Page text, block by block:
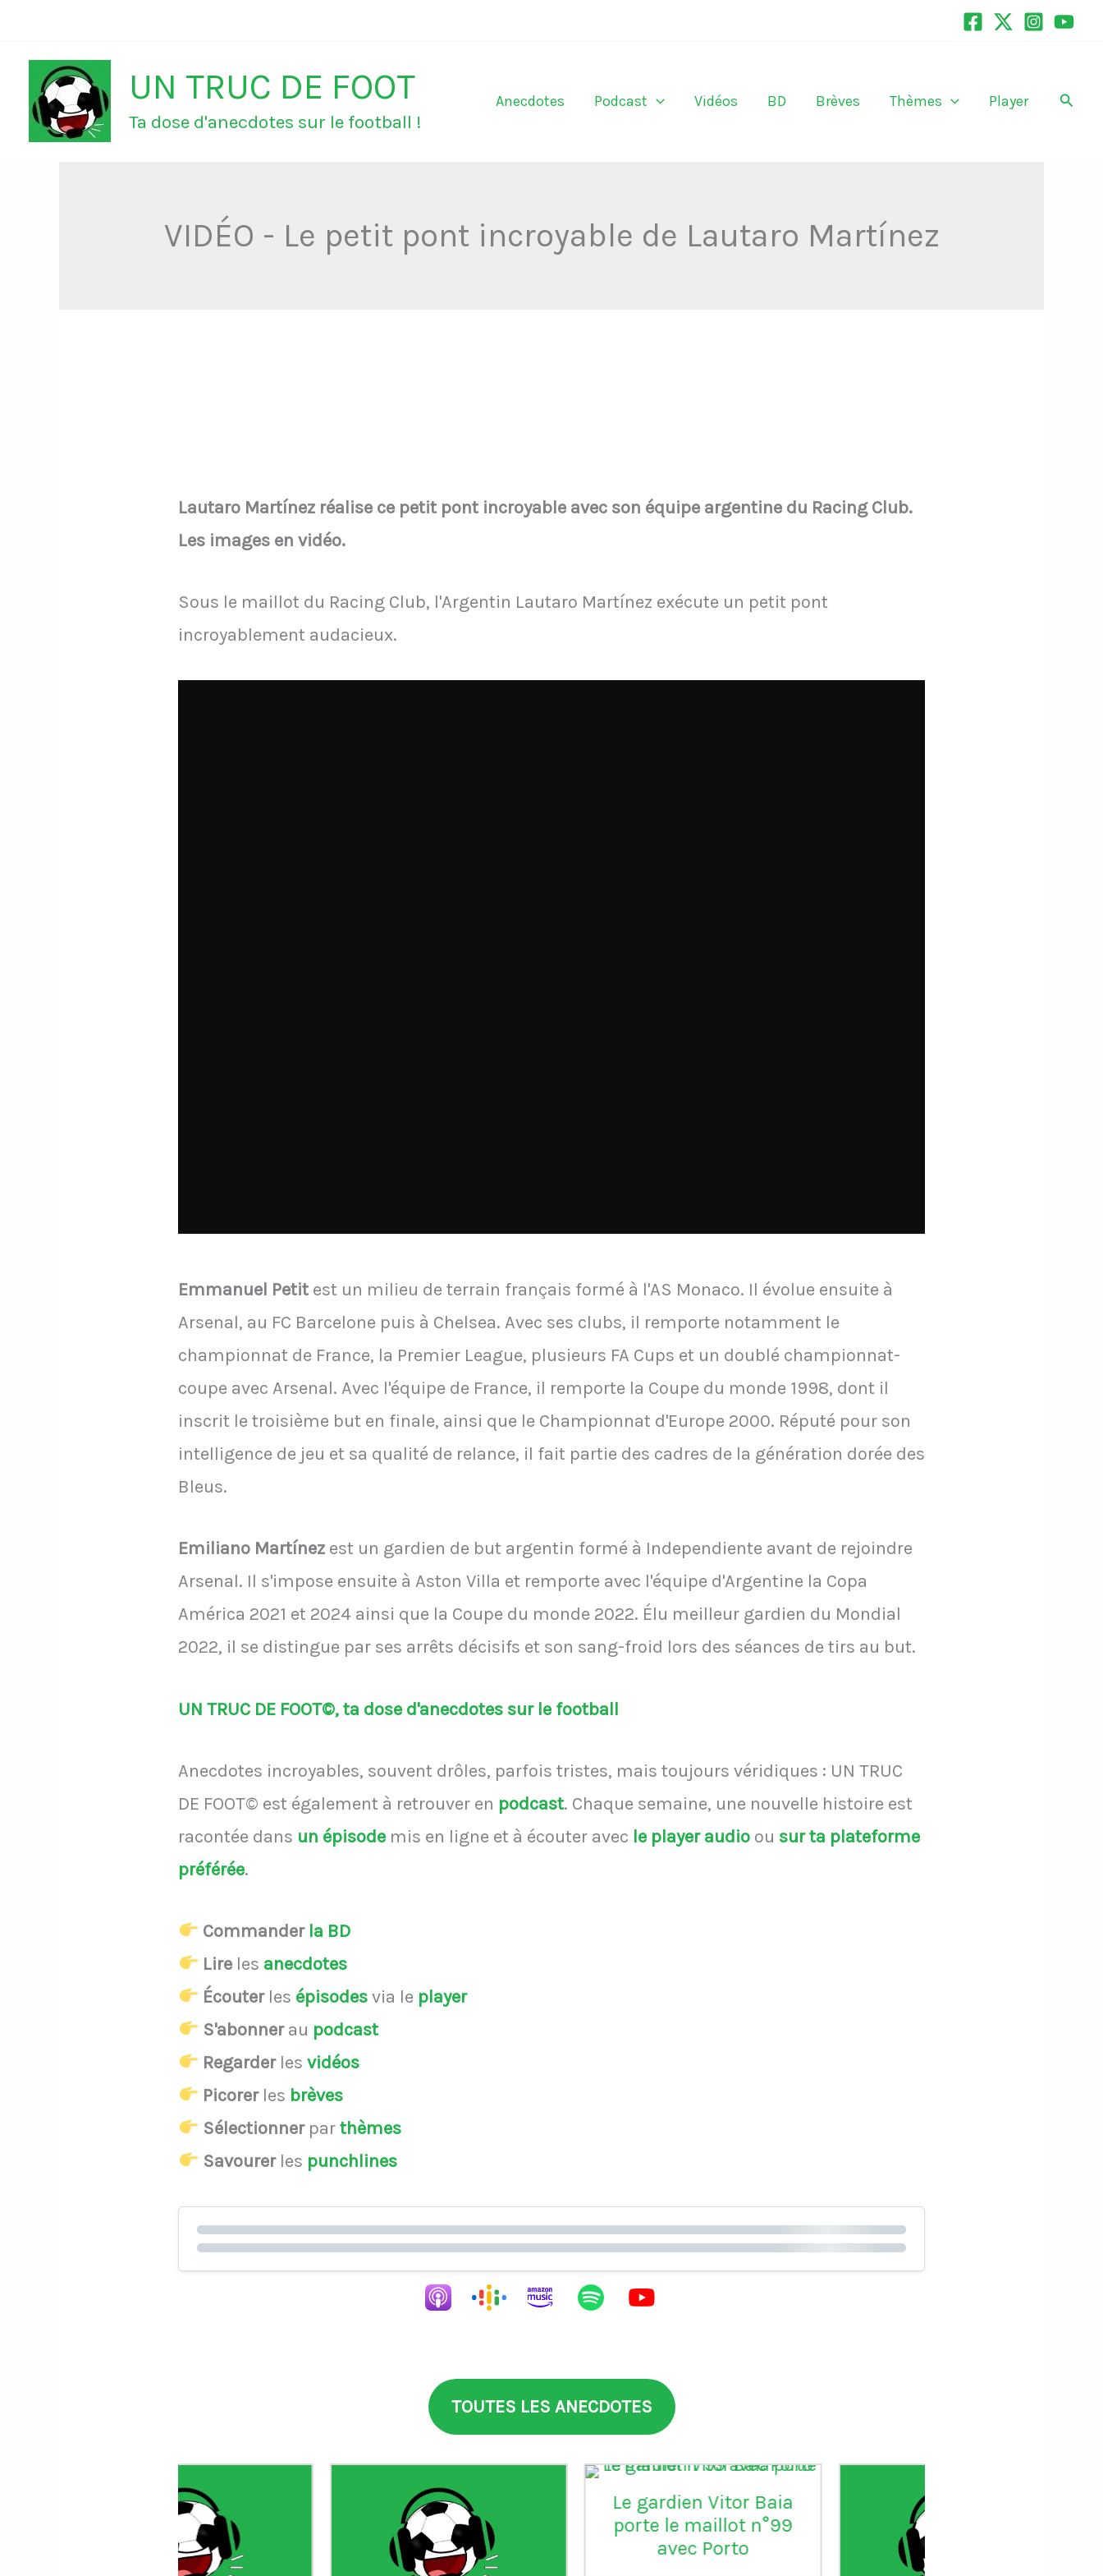
contenu
UN TRUC DE FOOT
Ta dose d'anecdotes sur le football !
Anecdotes Podcast Vidéos BD Brèves Thèmes Player
VIDÉO - Le petit pont incroyable de Lautaro Martínez
Lautaro Martínez réalise ce petit pont incroyable avec son équipe argentine du Racing Club.
Les images en vidéo.
Sous le maillot du Racing Club, l'Argentin Lautaro Martínez exécute un petit pont
incroyablement audacieux.
Emmanuel Petit est un milieu de terrain français formé à l'AS Monaco. Il évolue ensuite à
Arsenal, au FC Barcelone puis à Chelsea. Avec ses clubs, il remporte notamment le
championnat de France, la Premier League, plusieurs FA Cups et un doublé championnat-
coupe avec Arsenal. Avec l'équipe de France, il remporte la Coupe du monde 1998, dont il
inscrit le troisième but en finale, ainsi que le Championnat d'Europe 2000. Réputé pour son
intelligence de jeu et sa qualité de relance, il fait partie des cadres de la génération dorée des
Bleus.
Emiliano Martínez est un gardien de but argentin formé à Independiente avant de rejoindre
Arsenal. Il s'impose ensuite à Aston Villa et remporte avec l'équipe d'Argentine la Copa
América 2021 et 2024 ainsi que la Coupe du monde 2022. Élu meilleur gardien du Mondial
2022, il se distingue par ses arrêts décisifs et son sang-froid lors des séances de tirs au but.
UN TRUC DE FOOT©, ta dose d'anecdotes sur le football
Anecdotes incroyables, souvent drôles, parfois tristes, mais toujours véridiques : UN TRUC
DE FOOT© est également à retrouver en podcast. Chaque semaine, une nouvelle histoire est
racontée dans un épisode mis en ligne et à écouter avec le player audio ou sur ta plateforme
préférée.
Commander la BD
Lire les anecdotes
Écouterles épisodesvia le player
S'abonnerau podcast
Regarderlesvidéos
Picorerles brèves
Sélectionnerparthèmes
Savourerles punchlines
TOUTES LES ANECDOTES
Le gardien Vitor Baia
porte le maillot n°99